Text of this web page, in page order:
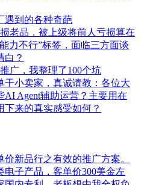
遇到的各种奇葩
老品，被上级将前人亏损算在
力不行”标签，面临三方面谈
白？
广，我整理了100个坑
干小卖家，真诚请教：各位大
AI Agent辅助运营？主要用在
下来的真实感受如何？
新品行之有效的推广方案。
电子产品，客单价300美金左